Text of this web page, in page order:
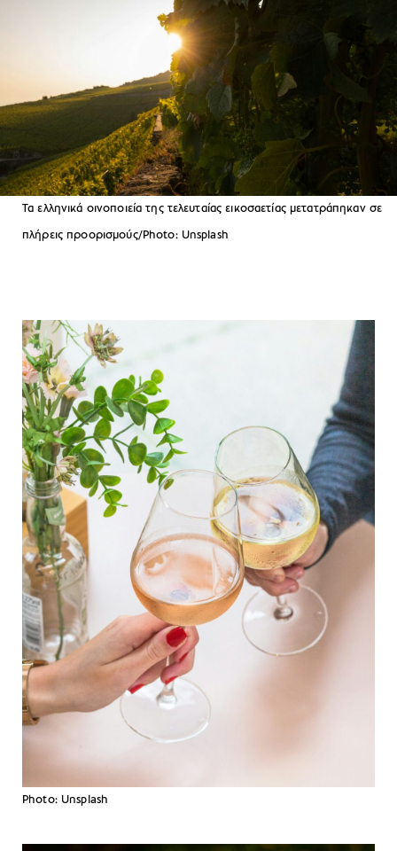
Τα ελληνικά οινοποιεία της τελευταίας εικοσαετίας μετατράπηκαν σε
πλήρεις προορισμούς/Photo: Unsplash
Photo: Unsplash